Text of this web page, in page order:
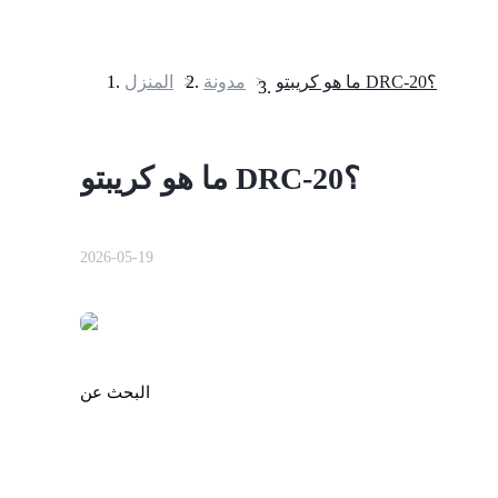
المنزل > مدونة > ما هو كريبتو DRC-20؟
ما هو كريبتو DRC-20؟
2026-05-19
البحث عن